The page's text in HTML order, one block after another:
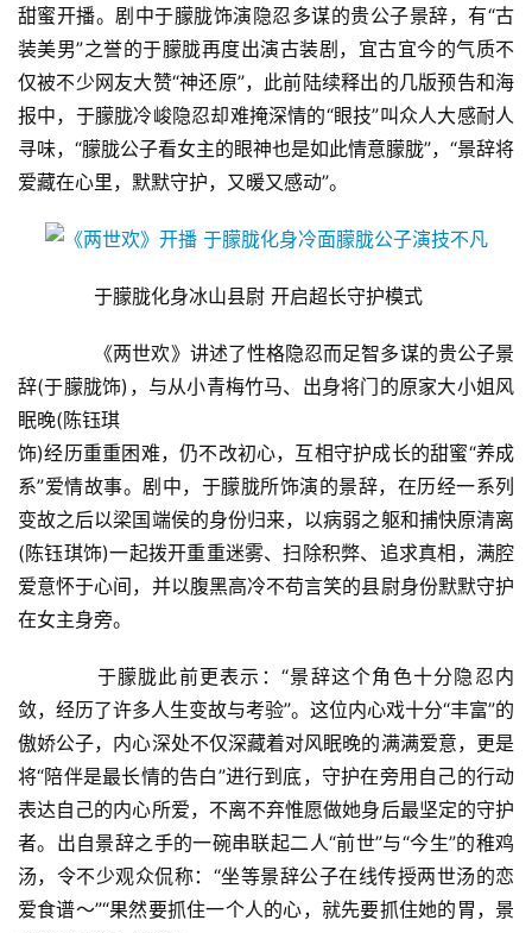
首
页
闻
资
讯
财
经
商
业
甜蜜开播。剧中于朦胧饰演隐忍多谋的贵公子景辞，有“古
装美男”之誉的于朦胧再度出演古装剧，宜古宜今的气质不
仅被不少网友大赞“神还原”，此前陆续释出的几版预告和海
报中，于朦胧冷峻隐忍却难掩深情的“眼技”叫众人大感耐人
寻味，“朦胧公子看女主的眼神也是如此情意朦胧”，“景辞将
爱藏在心里，默默守护，又暖又感动”。
于朦胧化身冰山县尉 开启超长守护模式
《两世欢》讲述了性格隐忍而足智多谋的贵公子景
辞(于朦胧饰)，与从小青梅竹马、出身将门的原家大小姐风
眠晚(陈钰琪
饰)经历重重困难，仍不改初心，互相守护成长的甜蜜“养成
系”爱情故事。剧中，于朦胧所饰演的景辞，在历经一系列
变故之后以梁国端侯的身份归来，以病弱之躯和捕快原清离
(陈钰琪饰)一起拨开重重迷雾、扫除积弊、追求真相，满腔
爱意怀于心间，并以腹黑高冷不苟言笑的县尉身份默默守护
在女主身旁。
于朦胧此前更表示：“景辞这个角色十分隐忍内
敛，经历了许多人生变故与考验”。这位内心戏十分“丰富”的
傲娇公子，内心深处不仅深藏着对风眠晚的满满爱意，更是
将“陪伴是最长情的告白”进行到底，守护在旁用自己的行动
表达自己的内心所爱，不离不弃惟愿做她身后最坚定的守护
者。出自景辞之手的一碗串联起二人“前世”与“今生”的稚鸡
汤，令不少观众侃称：“坐等景辞公子在线传授两世汤的恋
爱食谱～”“果然要抓住一个人的心，就先要抓住她的胃，景